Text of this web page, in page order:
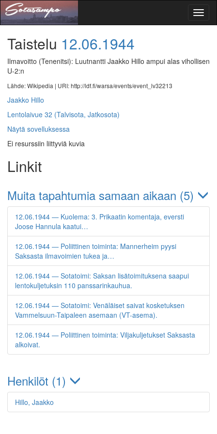
Taistelu 12.06.1944
Ilmavoitto (Tenenitsi): Luutnantti Jaakko Hillo ampui alas vihollisen
U-2:n
Lähde: Wikipedia | URI: http://ldf.fi/warsa/events/event_lv32213
Jaakko Hillo
Lentolaivue 32 (Talvisota, Jatkosota)
Näytä sovelluksessa
Ei resurssiin liittyviä kuvia
Linkit
Muita tapahtumia samaan aikaan (5)
12.06.1944 — Kuolema: 3. Prikaatin komentaja, eversti
Joose Hannula kaatui…
12.06.1944 — Poliittinen toiminta: Mannerheim pyysi
Saksasta ilmavoimien tukea ja…
12.06.1944 — Sotatoimi: Saksan lisätoimituksena saapui
lentokuljetuksin 110 panssarinkauhua.
12.06.1944 — Sotatoimi: Venäläiset saivat kosketuksen
Vammelsuun-Taipaleen asemaan (VT-asema).
12.06.1944 — Poliittinen toiminta: Viljakuljetukset Saksasta
alkoivat.
Henkilöt (1)
Hillo, Jaakko